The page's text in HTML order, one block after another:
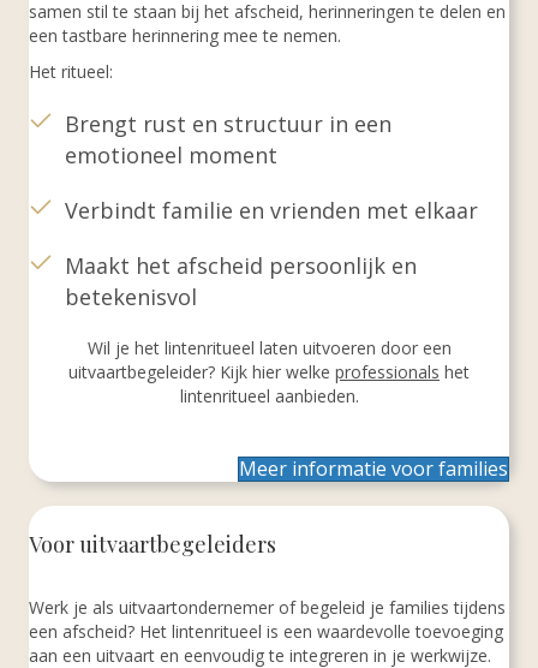
samen stil te staan bij het afscheid, herinneringen te delen en
een tastbare herinnering mee te nemen.
Het ritueel:
Brengt rust en structuur in een
emotioneel moment
Verbindt familie en vrienden met elkaar
Maakt het afscheid persoonlijk en
betekenisvol
Wil je het lintenritueel laten uitvoeren door een
uitvaartbegeleider? Kijk hier welke professionals het
lintenritueel aanbieden.
Meer informatie voor families
Voor uitvaartbegeleiders
Werk je als uitvaartondernemer of begeleid je families tijdens
een afscheid? Het lintenritueel is een waardevolle toevoeging
aan een uitvaart en eenvoudig te integreren in je werkwijze.